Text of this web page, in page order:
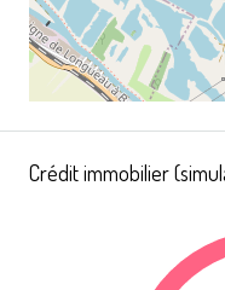
Crédit immobilier